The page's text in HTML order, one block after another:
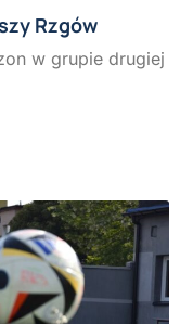
Rzgów
w grupie drugiej